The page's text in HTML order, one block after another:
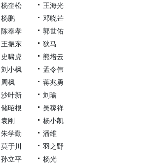
杨奎松
王海光
杨鹏
邓晓芒
陈奉孝
郭世佑
王振东
狄马
史啸虎
熊培云
刘小枫
孟令伟
周枫
蒋兆勇
沙叶新
刘瑜
储昭根
吴稼祥
袁刚
杨小凯
朱学勤
潘维
莫于川
羽之野
孙立平 杨光